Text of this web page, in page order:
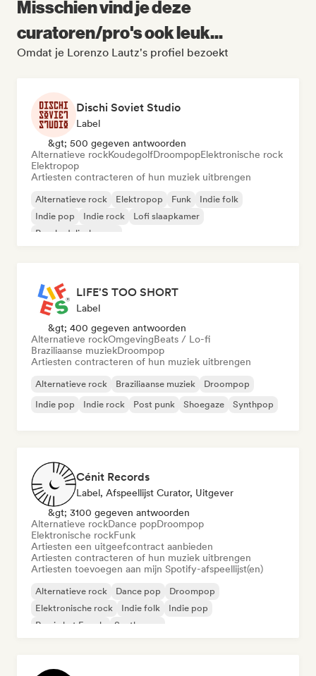
Misschien vind je deze
curatoren/pro's ook leuk...
Omdat je Lorenzo Lautz's profiel bezoekt
Dischi Soviet Studio
Label
&gt; 500 gegeven antwoorden
Alternatieve rockKoudegolfDroompopElektronische rock
Elektropop
Artiesten contracteren of hun muziek uitbrengen
Alternatieve rock Elektropop Funk
Indie folk
Indie pop
Indie rock
Lofi slaapkamer
Psychedelische pop
LIFE'S TOO SHORT
Label
&gt; 400 gegeven antwoorden
Alternatieve rockOmgevingBeats / Lo-fi
Braziliaanse muziekDroompop
Artiesten contracteren of hun muziek uitbrengen
Alternatieve rock Braziliaanse muziek
Droompop
Indie pop
Indie rock Post punk Shoegaze Synthpop
Cénit Records
Label, Afspeellijst Curator, Uitgever
&gt; 3100 gegeven antwoorden
Alternatieve rockDance popDroompop
Elektronische rockFunk
Artiesten een uitgeefcontract aanbieden
Artiesten contracteren of hun muziek uitbrengen
Artiesten toevoegen aan mijn Spotify-afspeellijst(en)
Alternatieve rock Dance pop
Droompop
Elektronische rock
Indie folk
Indie pop
Rap in het Engels
Synthwave